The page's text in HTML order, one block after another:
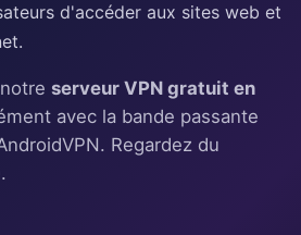
d'accéder aux sites web et
serveur VPN gratuit en
avec la bande passante
Regardez du